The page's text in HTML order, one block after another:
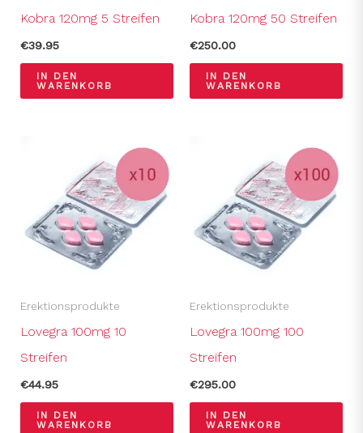
Kobra 120mg 5 Streifen
€39.95
IN DEN
WARENKORB
Kobra 120mg 50 Streifen
€250.00
IN DEN
WARENKORB
Erektionsprodukte
Lovegra 100mg 10
Streifen
€44.95
IN DEN
WARENKORB
Erektionsprodukte
Lovegra 100mg 100
Streifen
€295.00
IN DEN
WARENKORB